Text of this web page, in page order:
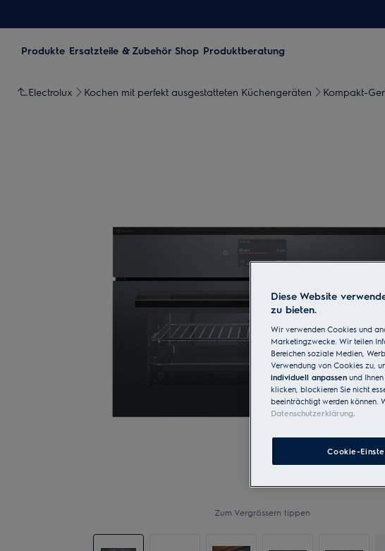
Produkte Ersatzteile & Zubehör Shop Produktberatung
Electrolux Kochen mit perfekt ausgestatteten Küchengeräten Kompakt-
Zum Vergrössern tippen
Diese Website
zu bieten.
Wir verwenden Cookies und
Marketingzwecke. Wir teilen
Bereichen soziale Medien,
Verwendung von Cookies zu,
individuell anpassen und
klicken, blockieren Sie nicht
beeinträchtigt werden können.
Datenschutzerklärung.
Cookie-